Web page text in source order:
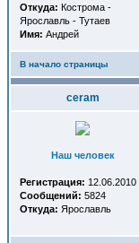
Откуда: Кострома -
Ярославль - Тутаев
Имя: Андрей
В начало страницы
ceram
Наш человек
Регистрация: 12.06.2010
Сообщений: 5824
Откуда: Ярославль